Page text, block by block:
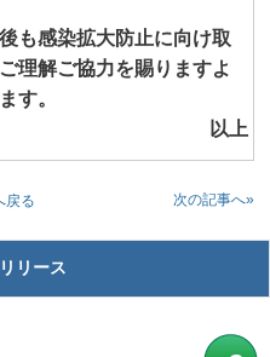
も感染拡大防止に向け取
理解ご協力を賜りますよ
す。
以上
戻る 次の記事へ»
リース